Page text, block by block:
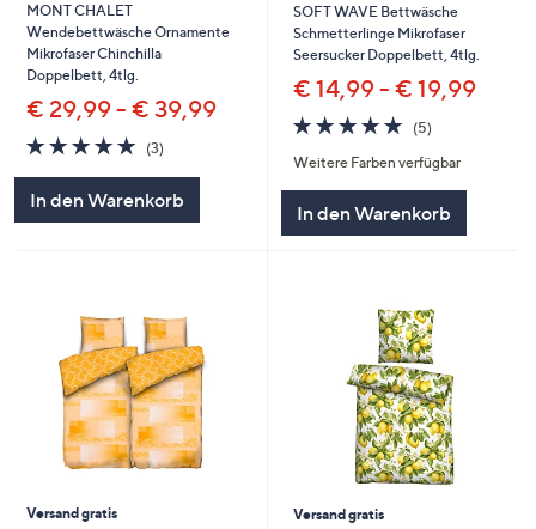
MONT CHALET
Wendebettwäsche Ornamente
Mikrofaser Chinchilla
Doppelbett, 4tlg.
€ 29,99 - € 39,99
5.0
von
(3)3
In den Warenkorb
SOFT WAVE Bettwäsche
Schmetterlinge Mikrofaser
Seersucker Doppelbett, 4tlg.
€ 14,99 - € 19,99
5.0
von
5
(5)5
Weitere Farben verfügbar
In den Warenkorb
Versand gratis
Versand gratis